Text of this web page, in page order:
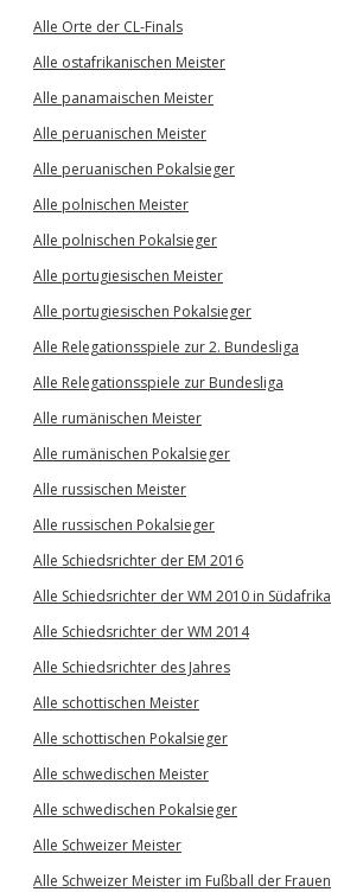
Alle Orte der CL-Finals
Alle ostafrikanischen Meister
Alle panamaischen Meister
Alle peruanischen Meister
Alle peruanischen Pokalsieger
Alle polnischen Meister
Alle polnischen Pokalsieger
Alle portugiesischen Meister
Alle portugiesischen Pokalsieger
Alle Relegationsspiele zur 2. Bundesliga
Alle Relegationsspiele zur Bundesliga
Alle rumänischen Meister
Alle rumänischen Pokalsieger
Alle russischen Meister
Alle russischen Pokalsieger
Alle Schiedsrichter der EM 2016
Alle Schiedsrichter der WM 2010 in Südafrika
Alle Schiedsrichter der WM 2014
Alle Schiedsrichter des Jahres
Alle schottischen Meister
Alle schottischen Pokalsieger
Alle schwedischen Meister
Alle schwedischen Pokalsieger
Alle Schweizer Meister
Alle Schweizer Meister im Fußball der Frauen